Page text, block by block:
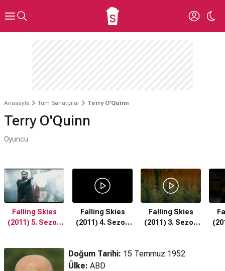
Anasayfa Tüm Sanatçılar Terry O'Quinn
Terry O'Quinn
Oyuncu
Falling Skies
(2011) 5. Sezon
Falling Skies
(2011) 4. Sezon
Falling Skies
(2011) 3. Sezon
Doğum Tarihi: 15 Temmuz 1952
Ülke: ABD